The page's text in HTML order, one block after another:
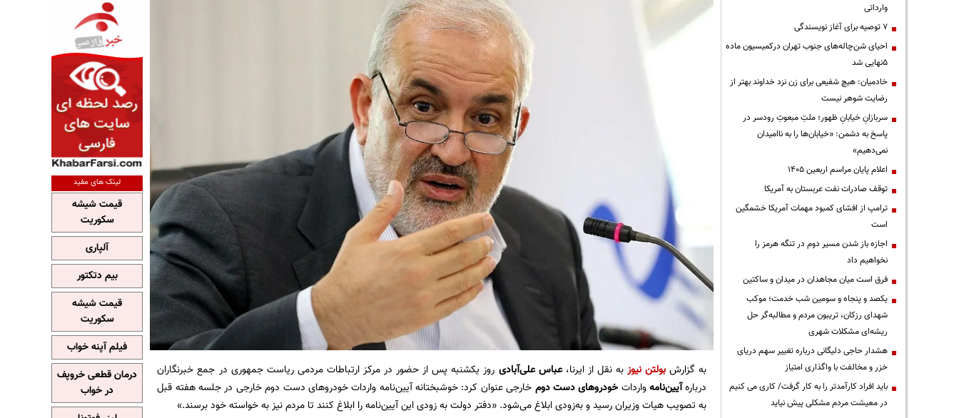
به گزارش بولتن نیوز به نقل از ایرنا، عباس علی‌آبادی روز یکشنبه پس از حضور در مرکز ارتباطات مردمی ریاست جمهوری در جمع خبرنگاران
دربارهآیین‌نامهوارداتخودروهای دست دوم خارجی عنوان کرد: خوشبختانه آیین‌نامه واردات خودروهای دست دوم خارجی در جلسه هفته قبل
به تصویب هیات وزیران رسید و به‌زودی ابلاغ می‌شود. «دفتر دولت به زودی این آیین‌نامه را ابلاغ کنند تا مردم نیز به خواسته خود برسند.»
وارداتی
۷ توصیه برای آغاز نویسندگی
احیای شن‌چاله‌های جنوب تهران درکمیسیون ماده
۵نهایی شد
خادمیان: هیچ شفیعی برای زن نزد خداوند بهتر از
رضایت شوهر نیست
سربازانِ خیابانِ ظهور؛ ملتِ مبعوثِ رودسر در
پاسخ به دشمن: «خیابان‌ها را به ناامیدان
نمی‌دهیم»
اعلام پایان مراسم اربعین ۱۴۰۵
توقف صادرات نفت عربستان به آمریکا
ترامپ از افشای کمبود مهمات آمریکا خشمگین
است
اجازه باز شدن مسیر دوم در تنگه هرمز را
نخواهیم داد
فرق است میان مجاهدان در میدان و ساکتین
یکصد و پنجاه و سومین شب خدمت؛ موکب
شهدای رزکان، تریبون مردم و مطالبه‌گر حل
ریشه‌ای مشکلات شهری
هشدار حاجی دلیگانی درباره تغییر سهم دریای
خزر و مخالفت با واگذاری امتیاز
باید افراد کارآمدتر را به کار گرفت/ کاری می کنیم
در معیشت مردم مشکلی پیش نیاید
لینک های مفید
قیمت شیشه
سکوریت
آلپاری
بیم دتکتور
قیمت شیشه
سکوریت
فیلم آپنه خواب
درمان قطعی خروپف
در خواب